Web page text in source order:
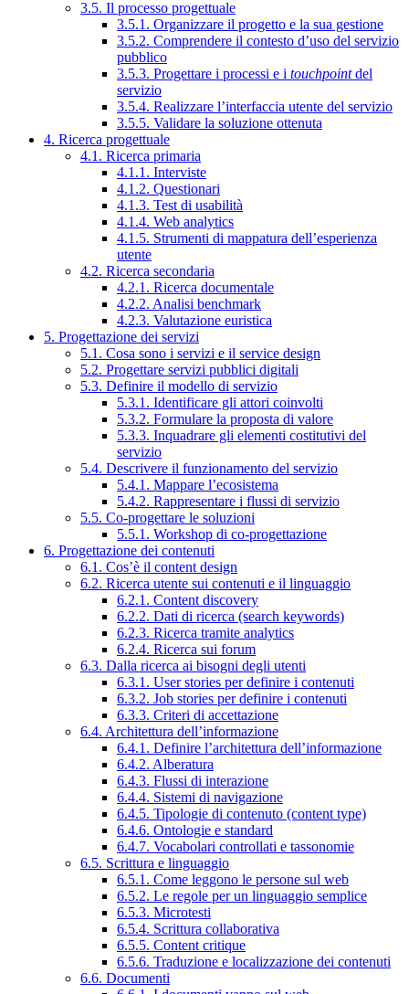
3.5. Il processo progettuale
3.5.1. Organizzare il progetto e la sua gestione
3.5.2. Comprendere il contesto d’uso del servizio
pubblico
3.5.3. Progettare i processi e i touchpointdel
servizio
3.5.4. Realizzare l’interfaccia utente del servizio
3.5.5. Validare la soluzione ottenuta
4. Ricerca progettuale
4.1. Ricerca primaria
4.1.1. Interviste
4.1.2. Questionari
4.1.3. Test di usabilità
4.1.4. Web analytics
4.1.5. Strumenti di mappatura dell’esperienza
utente
4.2. Ricerca secondaria
4.2.1. Ricerca documentale
4.2.2. Analisi benchmark
4.2.3. Valutazione euristica
5. Progettazione dei servizi
5.1. Cosa sono i servizi e il service design
5.2. Progettare servizi pubblici digitali
5.3. Definire il modello di servizio
5.3.1. Identificare gli attori coinvolti
5.3.2. Formulare la proposta di valore
5.3.3. Inquadrare gli elementi costitutivi del
servizio
5.4. Descrivere il funzionamento del servizio
5.4.1. Mappare l’ecosistema
5.4.2. Rappresentare i flussi di servizio
5.5. Co-progettare le soluzioni
5.5.1. Workshop di co-progettazione
6. Progettazione dei contenuti
6.1. Cos’è il content design
6.2. Ricerca utente sui contenuti e il linguaggio
6.2.1. Content discovery
6.2.2. Dati di ricerca (search keywords)
6.2.3. Ricerca tramite analytics
6.2.4. Ricerca sui forum
6.3. Dalla ricerca ai bisogni degli utenti
6.3.1. User stories per definire i contenuti
6.3.2. Job stories per definire i contenuti
6.3.3. Criteri di accettazione
6.4. Architettura dell’informazione
6.4.1. Definire l’architettura dell’informazione
6.4.2. Alberatura
6.4.3. Flussi di interazione
6.4.4. Sistemi di navigazione
6.4.5. Tipologie di contenuto (content type)
6.4.6. Ontologie e standard
6.4.7. Vocabolari controllati e tassonomie
6.5. Scrittura e linguaggio
6.5.1. Come leggono le persone sul web
6.5.2. Le regole per un linguaggio semplice
6.5.3. Microtesti
6.5.4. Scrittura collaborativa
6.5.5. Content critique
6.5.6. Traduzione e localizzazione dei contenuti
6.6. Documenti